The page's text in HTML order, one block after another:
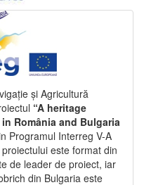
și Agricultură
“A heritage
România and Bulgaria
Programul Interreg V-A
este format din
de leader de proiect, iar
din Bulgaria este